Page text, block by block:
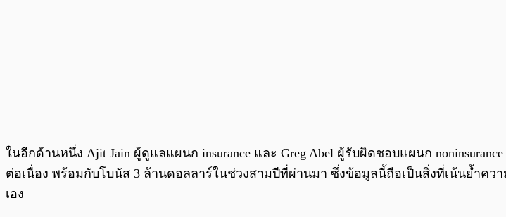
ในอีกด้านหนึ่ง Ajit Jain ผู้ดูแลแผนก insurance และ Greg Abel ผู้รับผิดชอบแผนก
ต่อเนื่อง พร้อมกับโบนัส 3 ล้านดอลลาร์ในช่วงสามปีที่ผ่านมา ซึ่งข้อมูลนี้ถือเป็นสิ่งที่เน้นย้ำคว
เอง